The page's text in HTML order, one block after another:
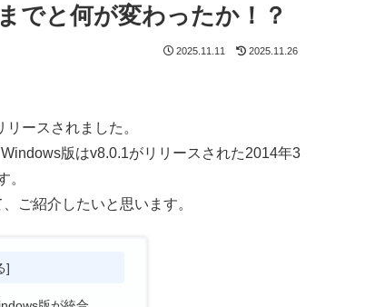
でと何が変わったか！？
2025.11.11 2025.11.26
ースされました。
版はv8.0.1がリリースされた2014年3
。
ご紹介したいと思います。